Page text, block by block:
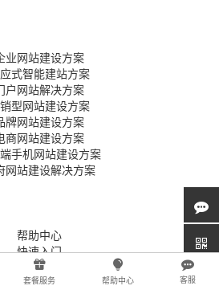
套餐服务 帮助中心 客服
业网站建设方案
式智能建站方案
户网站解决方案
型网站建设方案
牌网站建设方案
商网站建设方案
手机网站建设方案
网站建设解决方案
帮助中心
快速入门
网站管理
商城管理